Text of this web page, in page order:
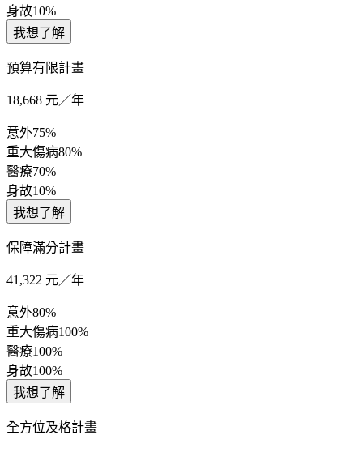
身故10%
我想了解
預算有限計畫
18,668 元／年
意外75%
重大傷病80%
醫療70%
身故10%
我想了解
保障滿分計畫
41,322 元／年
意外80%
重大傷病100%
醫療100%
身故100%
我想了解
全方位及格計畫